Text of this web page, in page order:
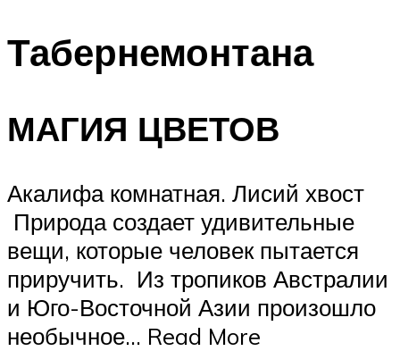
Табернемонтана
МАГИЯ ЦВЕТОВ
Акалифа комнатная. Лисий хвост
Природа создает удивительные
вещи, которые человек пытается
приручить. Из тропиков Австралии
и Юго-Восточной Азии произошло
необычное… Read More